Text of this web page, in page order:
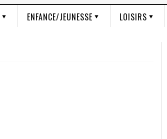
ENFANCE/JEUNESSE LOISIRS